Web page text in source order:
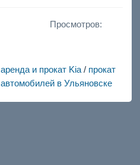
Просмотров:
аренда и прокат Kia / прокат
автомобилей в Ульяновске